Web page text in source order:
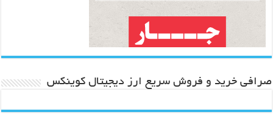
صرافی خرید و فروش سریع ارز دیجیتال کوینکس